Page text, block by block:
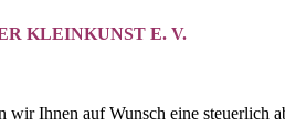
KLEINKUNST E. V.
Ihnen auf Wunsch eine steuerlich